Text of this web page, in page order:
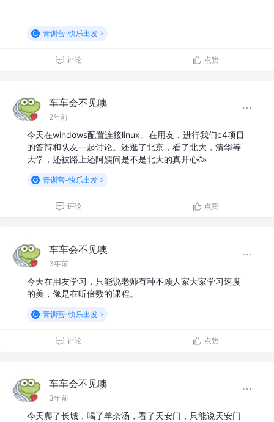
青训营-快乐出发
评论 点赞
车车会不见噢
2年前
今天在windows配置连接linux。在用友，进行我们c4项目
的答辩和队友一起讨论。还逛了北京，看了北大，清华等
大学，还被路上还阿姨问是不是北大的真开心🥳
青训营-快乐出发
评论 点赞
车车会不见噢
3年前
今天在用友学习，只能说老师有种不顾人家大家学习速度
的美，像是在听倍数的课程。
青训营-快乐出发
评论 点赞
车车会不见噢
3年前
今天爬了长城，喝了羊杂汤，看了天安门，只能说天安门